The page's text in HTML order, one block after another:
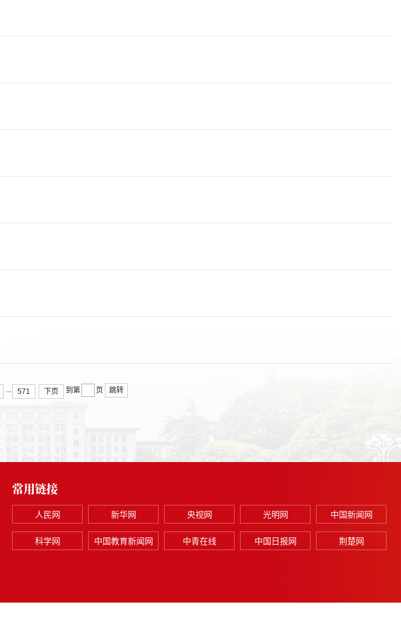
... 571 下页 到第 页 跳转
常用链接
人民网 新华网 央视网 光明网 中国新闻网
科学网 中国教育新闻网 中青在线 中国日报网 荆楚网